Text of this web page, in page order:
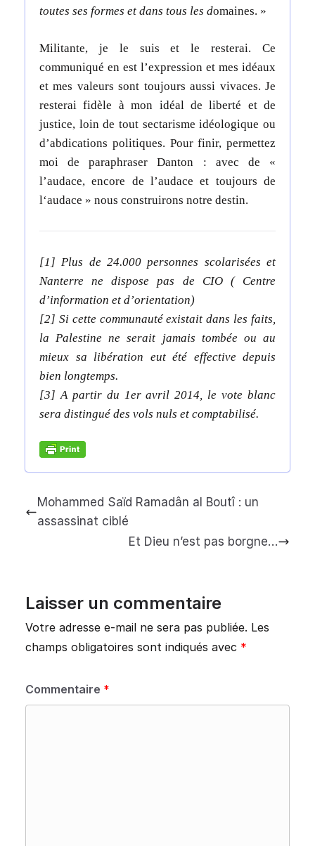
toutes ses formes et dans tous les domaines. »
Militante, je le suis et le resterai. Ce
communiqué en est l’expression et mes idéaux
et mes valeurs sont toujours aussi vivaces. Je
resterai fidèle à mon idéal de liberté et de
justice, loin de tout sectarisme idéologique ou
d’abdications politiques. Pour finir, permettez
moi de paraphraser Danton : avec de «
l’audace, encore de l’audace et toujours de
l‘audace » nous construirons notre destin.
[1] Plus de 24.000 personnes scolarisées et
Nanterre ne dispose pas de CIO ( Centre
d’information et d’orientation)
[2] Si cette communauté existait dans les faits,
la Palestine ne serait jamais tombée ou au
mieux sa libération eut été effective depuis
bien longtemps.
[3] A partir du 1er avril 2014, le vote blanc
sera distingué des vols nuls et comptabilisé.
Mohammed Saïd Ramadân al Boutî : un
assassinat ciblé
Et Dieu n’est pas borgne…
Laisser un commentaire
Votre adresse e-mail ne sera pas publiée. Les
champs obligatoires sont indiqués avec *
Commentaire *